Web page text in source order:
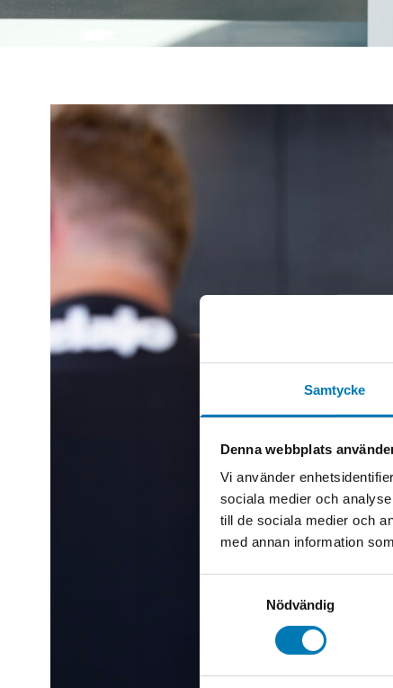
Samtycke
Denna webbplats
Vi använder
sociala medier och
till de sociala medier och
med annan information
Nödvändig